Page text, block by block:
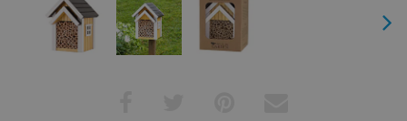
Next